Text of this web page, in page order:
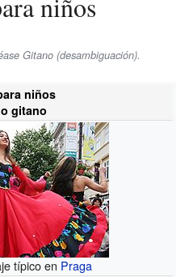
Gitano (desambiguación).
niños
gitano
típico en Praga